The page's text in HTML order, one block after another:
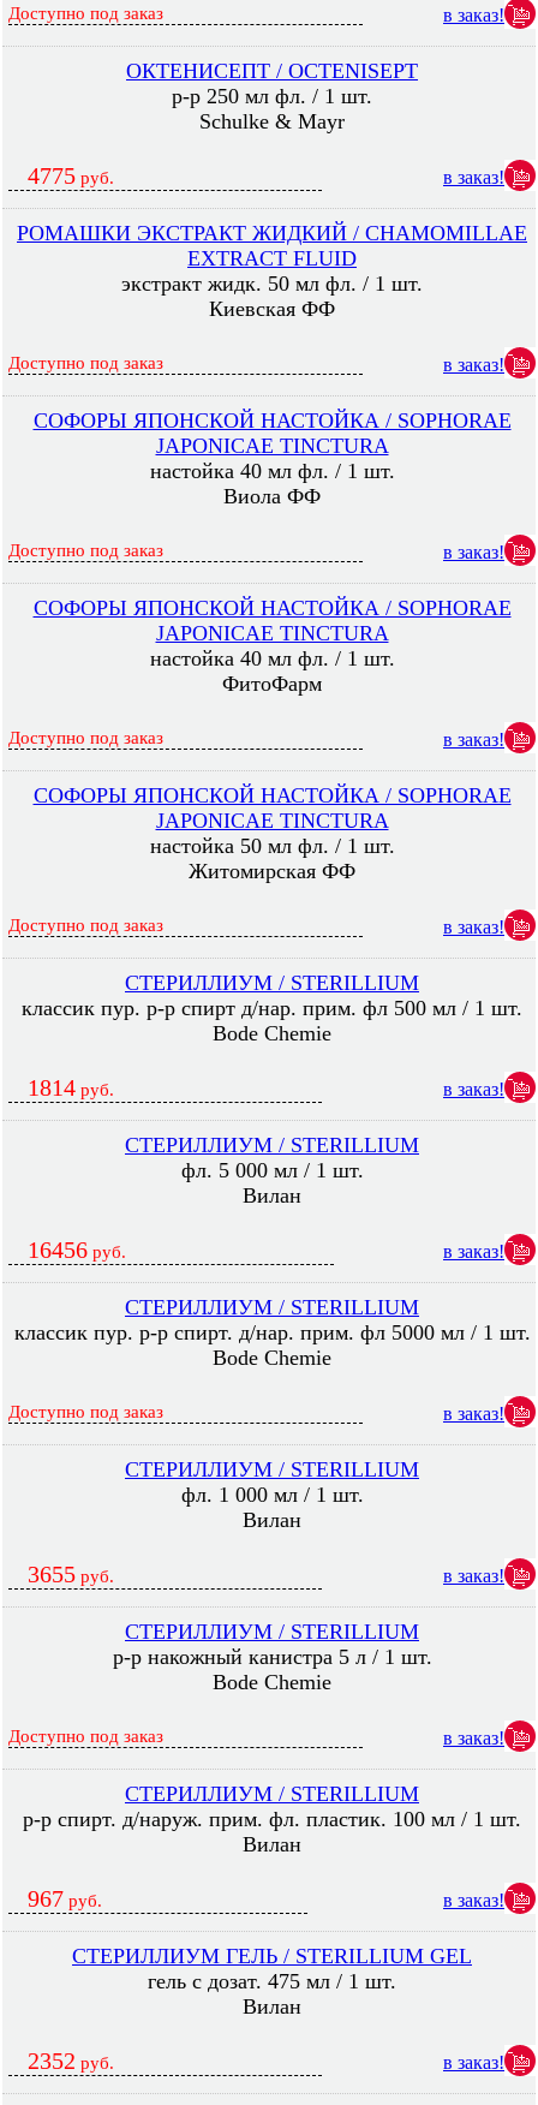
Доступно под заказ в заказ!
ОКТЕНИСЕПТ / OCTENISEPT
р-р 250 мл фл. / 1 шт.
Schulke & Mayr
4775 руб. в заказ!
РОМАШКИ ЭКСТРАКТ ЖИДКИЙ / CHAMOMILLAE
EXTRACT FLUID
экстракт жидк. 50 мл фл. / 1 шт.
Киевская ФФ
Доступно под заказ в заказ!
СОФОРЫ ЯПОНСКОЙ НАСТОЙКА / SOPHORAE
JAPONICAE TINCTURA
настойка 40 мл фл. / 1 шт.
Виола ФФ
Доступно под заказ в заказ!
СОФОРЫ ЯПОНСКОЙ НАСТОЙКА / SOPHORAE
JAPONICAE TINCTURA
настойка 40 мл фл. / 1 шт.
ФитоФарм
Доступно под заказ в заказ!
СОФОРЫ ЯПОНСКОЙ НАСТОЙКА / SOPHORAE
JAPONICAE TINCTURA
настойка 50 мл фл. / 1 шт.
Житомирская ФФ
Доступно под заказ в заказ!
СТЕРИЛЛИУМ / STERILLIUM
классик пур. р-р спирт д/нар. прим. фл 500 мл / 1 шт.
Bode Chemie
1814 руб. в заказ!
СТЕРИЛЛИУМ / STERILLIUM
фл. 5 000 мл / 1 шт.
Вилан
16456 руб. в заказ!
СТЕРИЛЛИУМ / STERILLIUM
классик пур. р-р спирт. д/нар. прим. фл 5000 мл / 1 шт.
Bode Chemie
Доступно под заказ в заказ!
СТЕРИЛЛИУМ / STERILLIUM
фл. 1 000 мл / 1 шт.
Вилан
3655 руб. в заказ!
СТЕРИЛЛИУМ / STERILLIUM
р-р накожный канистра 5 л / 1 шт.
Bode Chemie
Доступно под заказ в заказ!
СТЕРИЛЛИУМ / STERILLIUM
р-р спирт. д/наруж. прим. фл. пластик. 100 мл / 1 шт.
Вилан
967 руб. в заказ!
СТЕРИЛЛИУМ ГЕЛЬ / STERILLIUM GEL
гель с дозат. 475 мл / 1 шт.
Вилан
2352 руб. в заказ!